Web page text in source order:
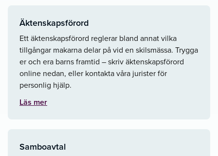
Äktenskapsförord
Ett äktenskapsförord reglerar bland annat vilka
tillgångar makarna delar på vid en skilsmässa. Trygga
er och era barns framtid – skriv äktenskapsförord
online nedan, eller kontakta våra jurister för
personlig hjälp.
Läs mer
Samboavtal